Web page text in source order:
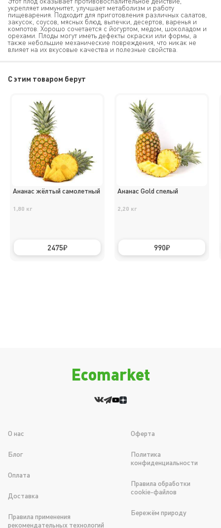
укрепляет иммунитет, улучшает метаболизм и работу
пищеварения. Подходит для приготовления различных салатов,
закусок, соусов, мясных блюд, выпечки, десертов, варенья и
компотов. Хорошо сочетается с йогуртом, медом, шоколадом и
орехами. Плоды могут иметь дефекты окраски или формы, а
также небольшие механические повреждения, что никак не
влияет на их вкусовые качества и полезные свойства.
C этим товаром берут
Ананас жёлтый самолетный
1,80 кг
2475
Ананас Gold спелый
2,20 кг
990
Ecomarket
О нас
Блог
Оплата
Доставка
Правила применения
рекомендательных технологий
Оферта
Политика
конфиденциальности
Правила обработки
cookie-файлов
Бережём природу